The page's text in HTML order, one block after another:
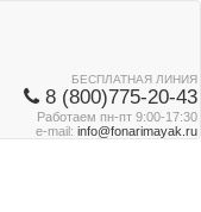
БЕСПЛАТНАЯ ЛИНИЯ
8 (800)775-20-43
Работаем пн-пт 9:00-17:30
e-mail: info@fonarimayak.ru